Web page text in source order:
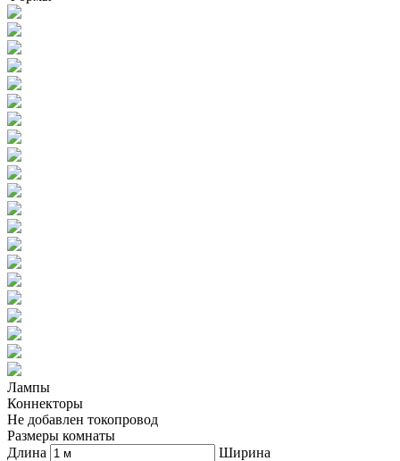
Лампы
Коннекторы
Не добавлен токопровод
Размеры комнаты
Длина
Ширина